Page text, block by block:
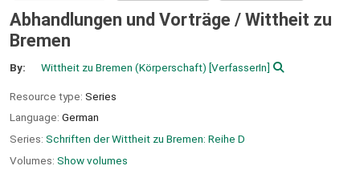
Abhandlungen und Vorträge / Wittheit zu
Bremen
By: Wittheit zu Bremen (Körperschaft) [VerfasserIn]
Resource type: Series
Language: German
Series: Schriften der Wittheit zu Bremen: Reihe D
Volumes: Show volumes